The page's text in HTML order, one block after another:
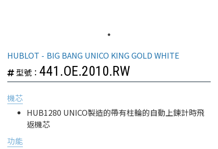
HUBLOT
BIG BANG UNICO KING GOLD WHITE
型號： 441.OE.2010.RW
機芯
HUB1280 UNICO製造的帶有柱輪的自動上鍊計時飛
返機芯
功能